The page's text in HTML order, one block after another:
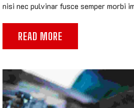
nisi nec pulvinar fusce semper morbi
READ MORE